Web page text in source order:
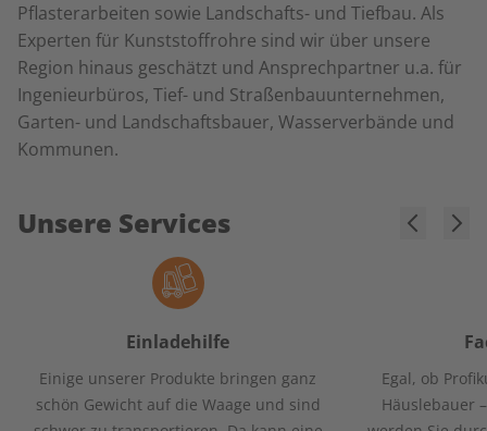
Pflasterarbeiten sowie Landschafts- und Tiefbau. Als
Experten für Kunststoffrohre sind wir über unsere
Region hinaus geschätzt und Ansprechpartner u.a. für
Ingenieurbüros, Tief- und Straßenbauunternehmen,
Garten- und Landschaftsbauer, Wasserverbände und
Kommunen.
Unsere Services
Einladehilfe
Einige unserer Produkte bringen ganz
schön Gewicht auf die Waage und sind
Egal, ob
Häuslebauer